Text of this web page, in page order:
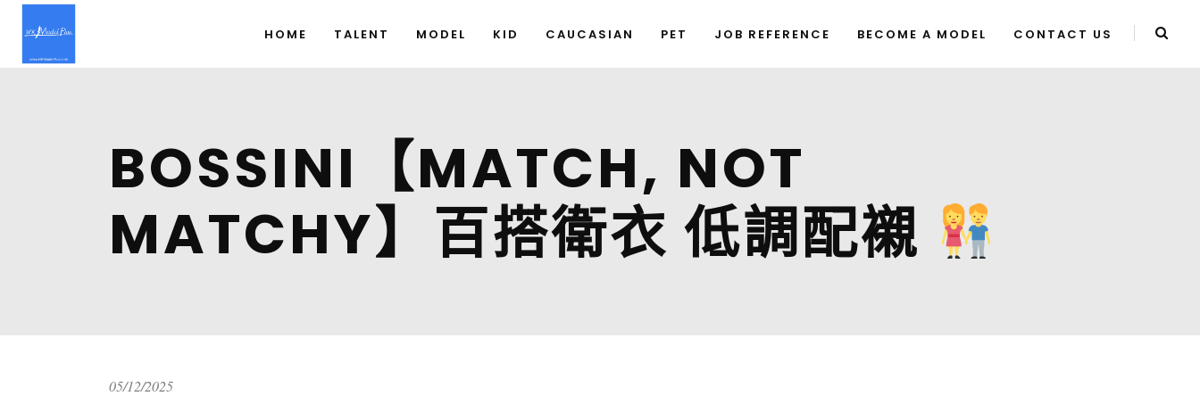
HOME TALENT MODEL KID CAUCASIAN PET JOB REFERENCE BECOME A MODEL CONTACT US
BOSSINI【MATCH, NOT
MATCHY】百搭衛衣 低調配襯
05/12/2025